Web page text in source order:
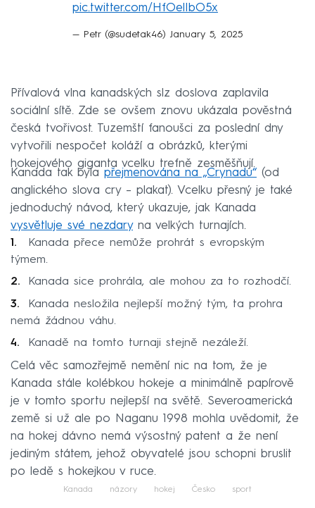
pic.twitter.com/HfOelIbO5x
— Petr (@sudetak46) January 5, 2025
Přívalová vlna kanadských slz doslova zaplavila
sociální sítě. Zde se ovšem znovu ukázala pověstná
česká tvořivost. Tuzemští fanoušci za poslední dny
vytvořili nespočet koláží a obrázků, kterými
hokejového giganta vcelku trefně zesměšňují.
Kanada tak byla přejmenována na „Crynadu“ (od
anglického slova cry – plakat). Vcelku přesný je také
jednoduchý návod, který ukazuje, jak Kanada
vysvětluje své nezdaryna velkých turnajích.
Kanada přece nemůže prohrát s evropským
týmem.
Kanada sice prohrála, ale mohou za to rozhodčí.
Kanada nesložila nejlepší možný tým, ta prohra
nemá žádnou váhu.
Kanadě na tomto turnaji stejně nezáleží.
Celá věc samozřejmě nemění nic na tom, že je
Kanada stále kolébkou hokeje a minimálně papírově
je v tomto sportu nejlepší na světě. Severoamerická
země si už ale po Naganu 1998 mohla uvědomit, že
na hokej dávno nemá výsostný patent a že není
jediným státem, jehož obyvatelé jsou schopni bruslit
po ledě s hokejkou v ruce.
Kanada názory hokej Česko sport